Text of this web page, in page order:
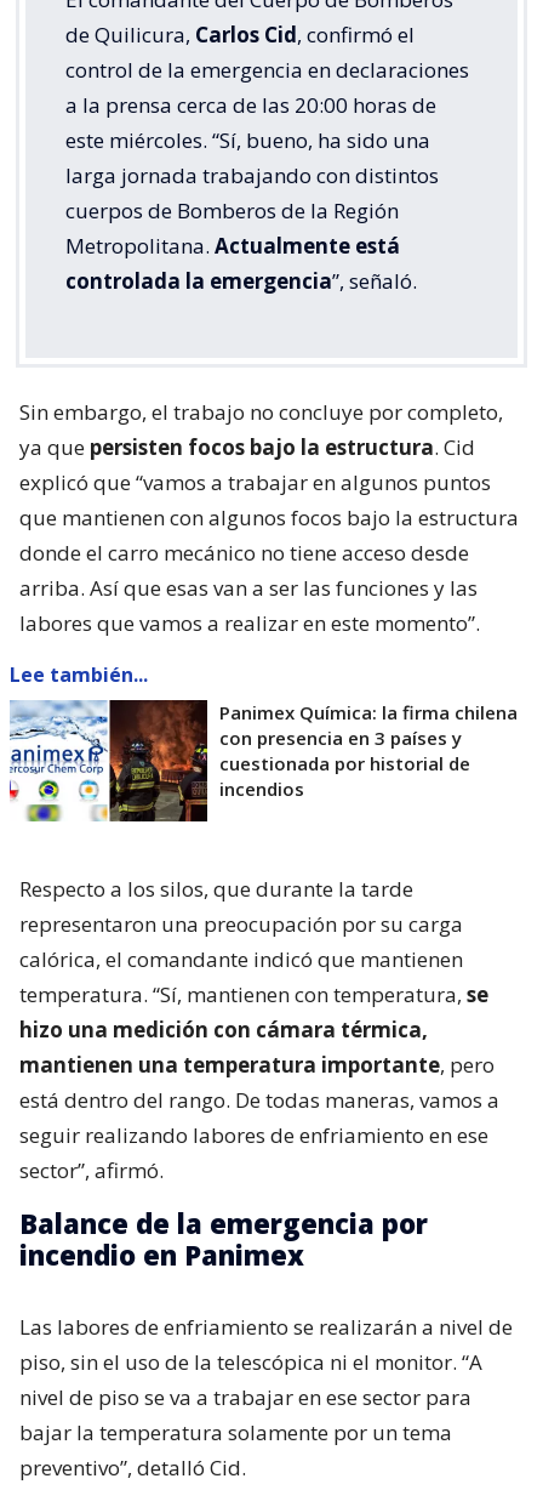
de Quilicura, Carlos Cid, confirmó el
control de la emergencia en declaraciones
a la prensa cerca de las 20:00 horas de
este miércoles. “Sí, bueno, ha sido una
larga jornada trabajando con distintos
cuerpos de Bomberos de la Región
Metropolitana. Actualmente está
controlada la emergencia”, señaló.
Sin embargo, el trabajo no concluye por completo,
ya que persisten focos bajo la estructura. Cid
explicó que “vamos a trabajar en algunos puntos
que mantienen con algunos focos bajo la estructura
donde el carro mecánico no tiene acceso desde
arriba. Así que esas van a ser las funciones y las
labores que vamos a realizar en este momento”.
Lee también...
Panimex Química: la firma chilena
con presencia en 3 países y
cuestionada por historial de
incendios
Respecto a los silos, que durante la tarde
representaron una preocupación por su carga
calórica, el comandante indicó que mantienen
temperatura. “Sí, mantienen con temperatura, se
hizo una medición con cámara térmica,
mantienen una temperatura importante, pero
está dentro del rango. De todas maneras, vamos a
seguir realizando labores de enfriamiento en ese
sector”, afirmó.
Balance de la emergencia por
incendio en Panimex
Las labores de enfriamiento se realizarán a nivel de
piso, sin el uso de la telescópica ni el monitor. “A
nivel de piso se va a trabajar en ese sector para
bajar la temperatura solamente por un tema
preventivo”, detalló Cid.